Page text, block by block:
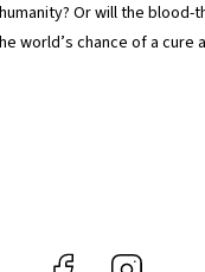
Or will the blood-
world’s chance of a cure
Facebook